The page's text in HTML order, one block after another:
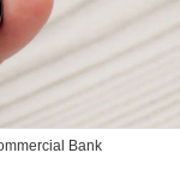
Bank